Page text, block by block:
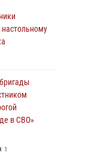
в СВО»
1